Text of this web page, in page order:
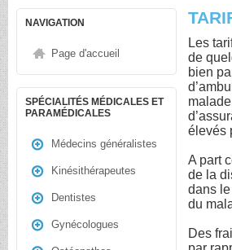
NAVIGATION
Page d'accueil
SPÉCIALITÉS MÉDICALES ET
PARAMÉDICALES
Médecins généralistes
Kinésithérapeutes
Dentistes
Gynécologues
Les
de
bien
élevés
A part
de la
dans
du
Des